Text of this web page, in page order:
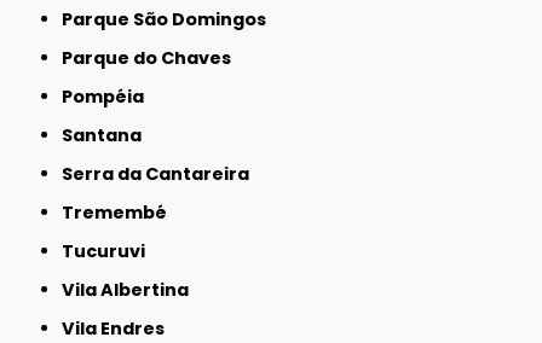
Parque São Domingos
Parque do Chaves
Pompéia
Santana
Serra da Cantareira
Tremembé
Tucuruvi
Vila Albertina
Vila Endres